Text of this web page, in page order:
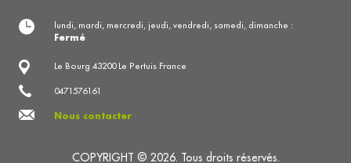
Le Bourg 43200 Le Pertuis France
0471576161
Nous contacter
lundi, mardi, mercredi, jeudi, vendredi, samedi, dimanche :
Fermé
COPYRIGHT © 2026. Tous droits réservés.